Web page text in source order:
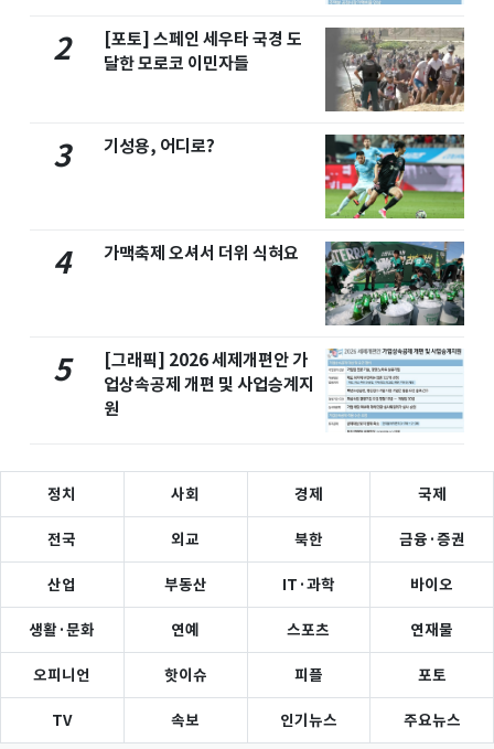
2
[포토] 스페인 세우타 국경 도
달한 모로코 이민자들
3 기성용, 어디로?
4 가맥축제 오셔서 더위 식혀요
5
[그래픽] 2026 세제개편안 가
업상속공제 개편 및 사업승계지
원
정치 사회 경제 국제
전국 외교 북한 금융·증권
산업 부동산 IT·과학 바이오
생활·문화 연예 스포츠 연재물
오피니언 핫이슈 피플 포토
TV 속보 인기뉴스 주요뉴스